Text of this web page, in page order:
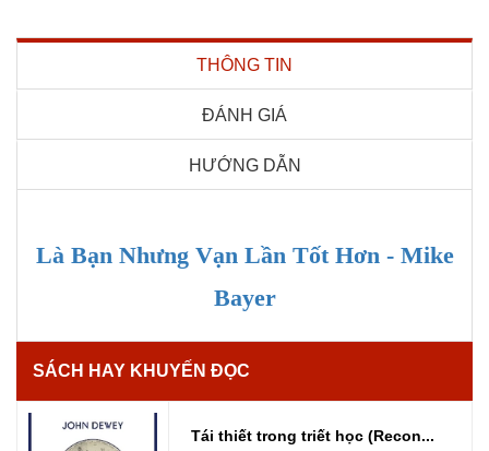
THÔNG TIN
ĐÁNH GIÁ
HƯỚNG DẪN
Là Bạn Nhưng Vạn Lần Tốt Hơn - Mike
Bayer
SÁCH HAY KHUYẾN ĐỌC
Tái thiết trong triết học (Recon...